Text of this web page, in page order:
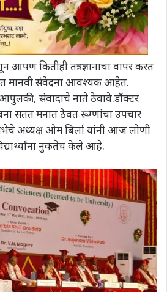
आपण कितीही तंत्रज्ञानाचा वापर करत
मानवी संवेदना आवश्यक आहेत.
संवादाचे नाते ठेवावे.डॉक्टर
सतत मनात ठेवत रूग्णांचा उपचार
अध्यक्ष ओम बिर्ला यांनी आज लोणी
नुकतेच केले आहे.